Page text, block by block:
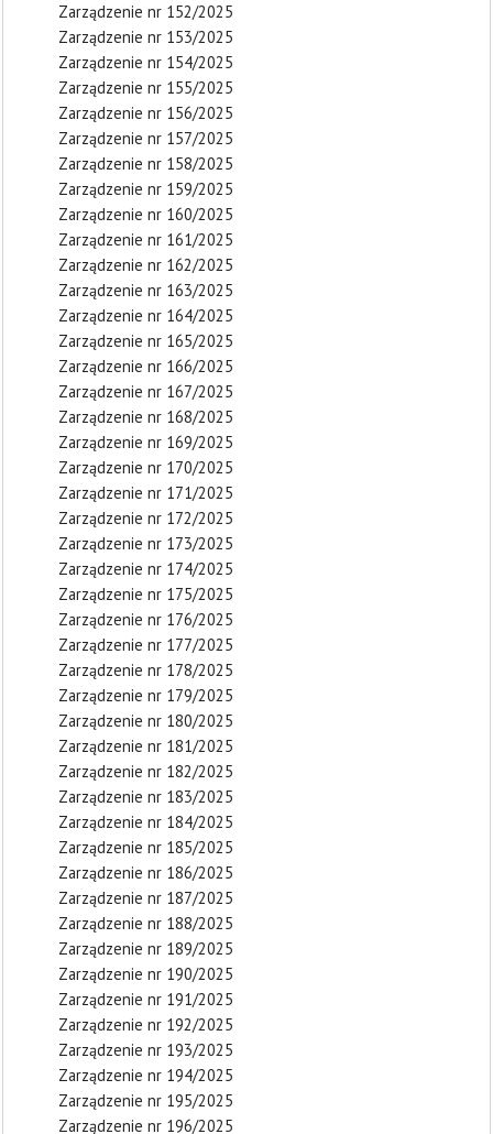
Zarządzenie nr 152/2025
Zarządzenie nr 153/2025
Zarządzenie nr 154/2025
Zarządzenie nr 155/2025
Zarządzenie nr 156/2025
Zarządzenie nr 157/2025
Zarządzenie nr 158/2025
Zarządzenie nr 159/2025
Zarządzenie nr 160/2025
Zarządzenie nr 161/2025
Zarządzenie nr 162/2025
Zarządzenie nr 163/2025
Zarządzenie nr 164/2025
Zarządzenie nr 165/2025
Zarządzenie nr 166/2025
Zarządzenie nr 167/2025
Zarządzenie nr 168/2025
Zarządzenie nr 169/2025
Zarządzenie nr 170/2025
Zarządzenie nr 171/2025
Zarządzenie nr 172/2025
Zarządzenie nr 173/2025
Zarządzenie nr 174/2025
Zarządzenie nr 175/2025
Zarządzenie nr 176/2025
Zarządzenie nr 177/2025
Zarządzenie nr 178/2025
Zarządzenie nr 179/2025
Zarządzenie nr 180/2025
Zarządzenie nr 181/2025
Zarządzenie nr 182/2025
Zarządzenie nr 183/2025
Zarządzenie nr 184/2025
Zarządzenie nr 185/2025
Zarządzenie nr 186/2025
Zarządzenie nr 187/2025
Zarządzenie nr 188/2025
Zarządzenie nr 189/2025
Zarządzenie nr 190/2025
Zarządzenie nr 191/2025
Zarządzenie nr 192/2025
Zarządzenie nr 193/2025
Zarządzenie nr 194/2025
Zarządzenie nr 195/2025
Zarządzenie nr 196/2025